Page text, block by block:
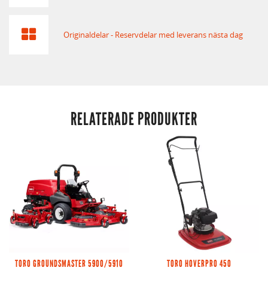
Originaldelar - Reservdelar med leverans nästa dag
RELATERADE PRODUKTER
TORO GROUNDSMASTER 5900/5910 TORO HOVERPRO 450